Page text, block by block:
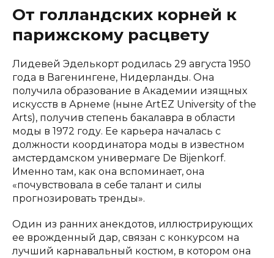
От голландских корней к
парижскому расцвету
Лидевей Эделькорт родилась 29 августа 1950
года в Вагенингене, Нидерланды. Она
получила образование в Академии изящных
искусств в Арнеме (ныне ArtEZ University of the
Arts), получив степень бакалавра в области
моды в 1972 году. Ее карьера началась с
должности координатора моды в известном
амстердамском универмаге De Bijenkorf.
Именно там, как она вспоминает, она
«почувствовала в себе талант и силы
прогнозировать тренды».
Один из ранних анекдотов, иллюстрирующих
ее врожденный дар, связан с конкурсом на
лучший карнавальный костюм, в котором она